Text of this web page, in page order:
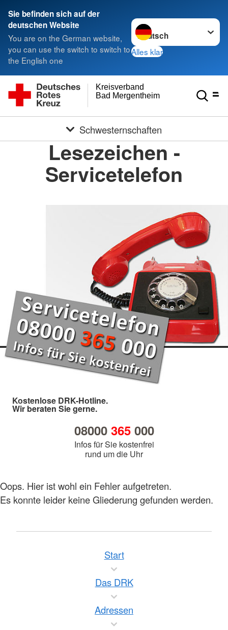
Sie befinden sich auf der
deutschen Website
You are on the German website,
you can use the switch to switch to
the English one
Sprache wechseln zu
Alles klar
Bad Mergentheim e.V.
Kreisverband
Schwesternschaften
Lesezeichen -
Servicetelefon
Kostenlose DRK-Hotline.
Wir beraten Sie gerne.
08000 365000
Infos für Sie kostenfrei
rund um die Uhr
Oops. Hier ist wohl ein Fehler aufgetreten.
Es konnte leider keine Gliederung gefunden werden.
Start
Das DRK
Adressen